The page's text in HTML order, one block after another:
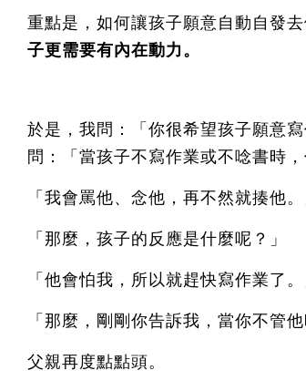
重點是，如何讓孩子願意自動自發
子更需要有內在動力。
於是，我問：「你很希望孩子願意
問：「當孩子不寫作業或不唸書時，
「我會罵他、念他，再不然就揍他。
「那麼，孩子的反應是什麼呢？」
「他會怕我，所以就趕快寫作業了。
「那麼，剛剛你告訴我，當你不管
父親再度點點頭。